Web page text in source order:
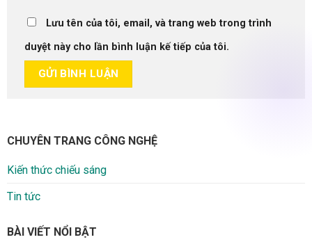
Lưu tên của tôi, email, và trang web trong trình
duyệt này cho lần bình luận kế tiếp của tôi.
CHUYÊN TRANG CÔNG NGHỆ
Kiến thức chiếu sáng
Tin tức
BÀI VIẾT NỔI BẬT